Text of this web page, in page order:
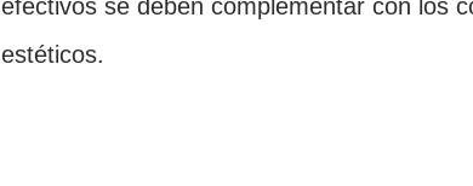
efectivos se deben complementar con los
estéticos.